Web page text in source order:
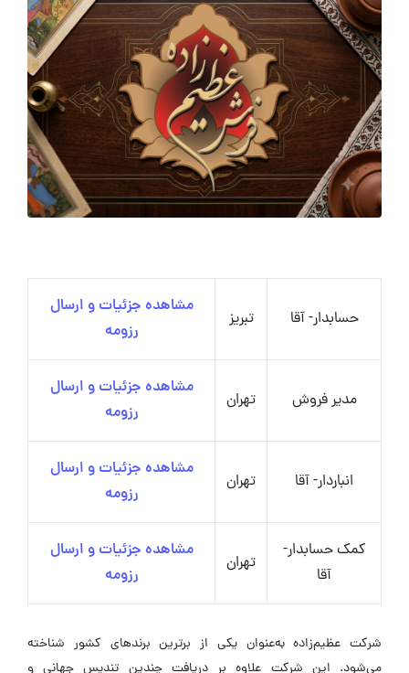
حسابدار- آقا تبریز
مشاهده جزئیات و ارسال
رزومه
مدیر فروش تهران
مشاهده جزئیات و ارسال
رزومه
انباردار- آقا تهران
مشاهده جزئیات و ارسال
رزومه
کمک حسابدار-
آقا
تهران
مشاهده جزئیات و ارسال
رزومه
شرکت عظیم‌زاده به‌عنوان یکی از برترین برندهای کشور شناخته
می‌شود. این شرکت علاوه بر دریافت چندین تندیس جهانی و